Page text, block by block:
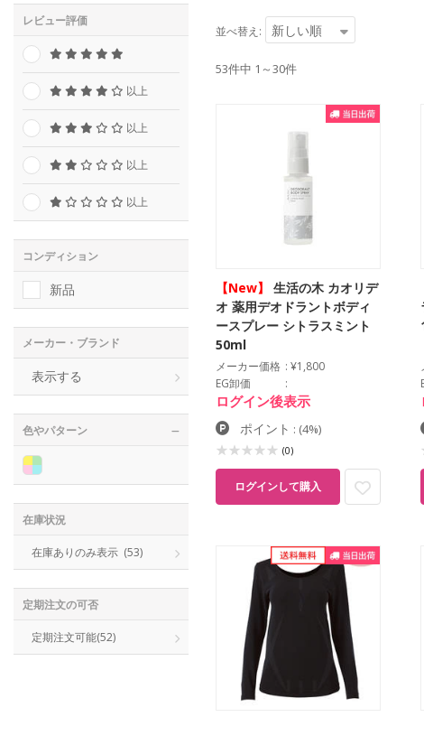
レビュー評価
以上
以上
以上
以上
コンディション
新品
メーカー・ブランド
表示する
色やパターン
在庫状況
在庫ありのみ表示 (53)
定期注文の可否
定期注文可能(52)
並べ替え: 新しい順
53件中 1～30件
【New】
生活の木 カオリデ
オ 薬用デオドラントボディ
ースプレー シトラスミント
50ml
メーカー価格
¥1,800
EG卸価
ログイン後表示
ポイント : (4%)
(0)
ログインして購入